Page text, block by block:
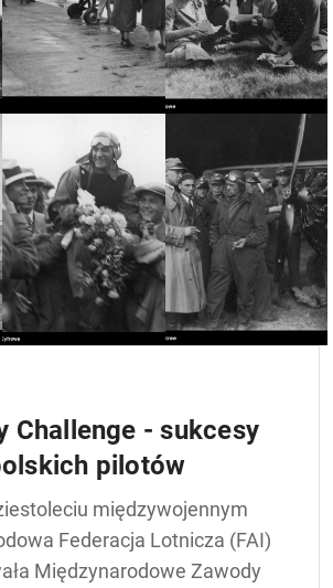
Challenge - sukcesy
pilotów
międzywojennym
Federacja Lotnicza (FAI)
Międzynarodowe Zawody